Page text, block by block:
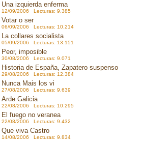
Una izquierda enferma
12/09/2006 Lecturas: 9.385
Votar o ser
06/09/2006 Lecturas: 10.214
La collares socialista
05/09/2006 Lecturas: 13.151
Peor, imposible
30/08/2006 Lecturas: 9.071
Historia de España, Zapatero suspenso
29/08/2006 Lecturas: 12.384
Nunca Mais los vi
27/08/2006 Lecturas: 9.639
Arde Galicia
22/08/2006 Lecturas: 10.295
El fuego no veranea
22/08/2006 Lecturas: 9.432
Que viva Castro
14/08/2006 Lecturas: 9.834